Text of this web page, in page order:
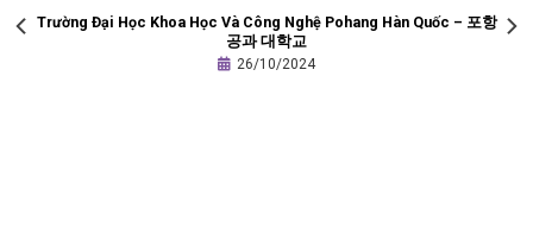
Trường Đại Học Khoa Học Và Công Nghệ Pohang Hàn Quốc – 포항
공과 대학교
26/10/2024